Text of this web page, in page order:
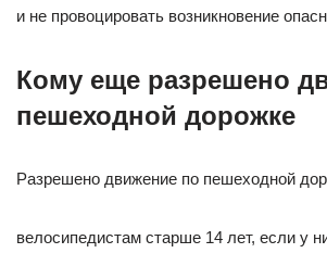
и не провоцировать возникновение
Кому еще разрешено
пешеходной дорожке
Разрешено движение по пешеходной
велосипедистам старше 14 лет, если у